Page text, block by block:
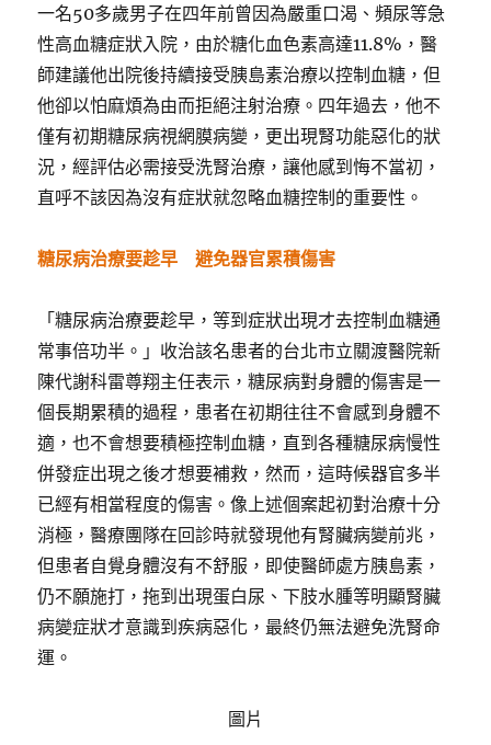
一名50多歲男子在四年前曾因為嚴重口渴、頻尿等急
性高血糖症狀入院，由於糖化血色素高達11.8%，醫
師建議他出院後持續接受胰島素治療以控制血糖，但
他卻以怕麻煩為由而拒絕注射治療。四年過去，他不
僅有初期糖尿病視網膜病變，更出現腎功能惡化的狀
況，經評估必需接受洗腎治療，讓他感到悔不當初，
直呼不該因為沒有症狀就忽略血糖控制的重要性。
糖尿病治療要趁早 避免器官累積傷害
「糖尿病治療要趁早，等到症狀出現才去控制血糖通
常事倍功半。」收治該名患者的台北市立關渡醫院新
陳代謝科雷尊翔主任表示，糖尿病對身體的傷害是一
個長期累積的過程，患者在初期往往不會感到身體不
適，也不會想要積極控制血糖，直到各種糖尿病慢性
併發症出現之後才想要補救，然而，這時候器官多半
已經有相當程度的傷害。像上述個案起初對治療十分
消極，醫療團隊在回診時就發現他有腎臟病變前兆，
但患者自覺身體沒有不舒服，即使醫師處方胰島素，
仍不願施打，拖到出現蛋白尿、下肢水腫等明顯腎臟
病變症狀才意識到疾病惡化，最終仍無法避免洗腎命
運。
圖片